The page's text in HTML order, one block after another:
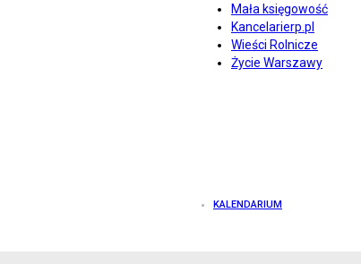
Mała księgowość
Kancelarierp.pl
Wieści Rolnicze
Życie Warszawy
KALENDARIUM